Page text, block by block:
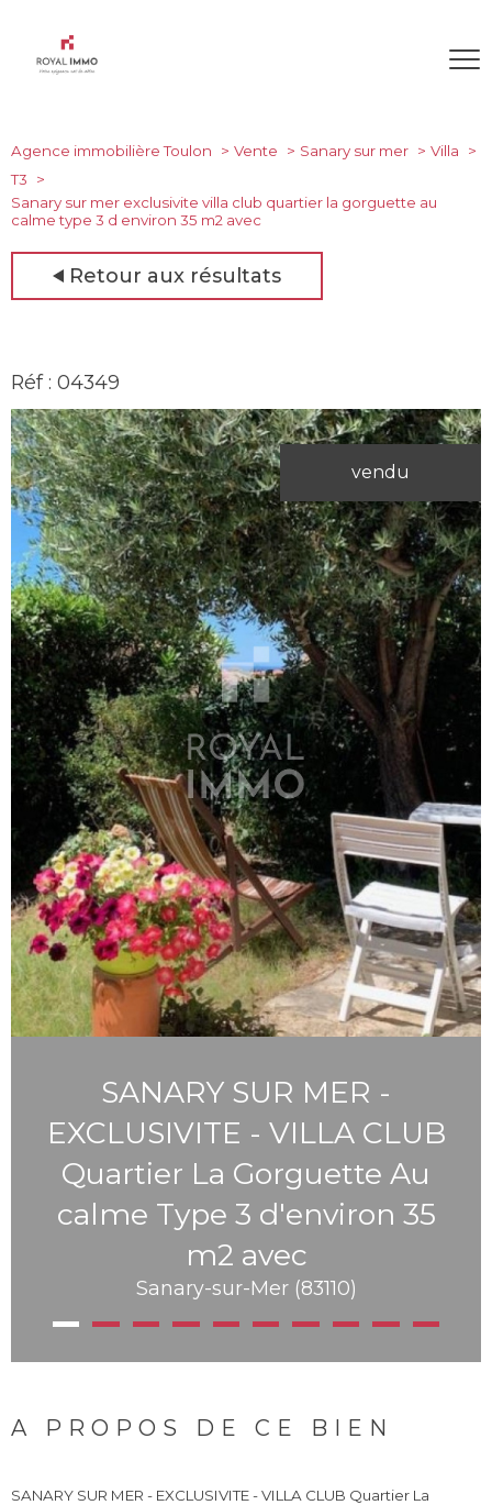
Agence immobilière Toulon Vente Sanary sur mer
Villa
T3
Sanary sur mer exclusivite villa club quartier la gorguette au
calme type 3 d environ 35 m2 avec
Retour aux résultats
Réf : 04349
vendu
SANARY SUR MER -
EXCLUSIVITE - VILLA CLUB
Quartier La Gorguette Au
calme Type 3 d'environ 35
m2 avec
Sanary-sur-Mer (83110)
A PROPOS DE CE BIEN
SANARY SUR MER - EXCLUSIVITE - VILLA CLUB Quartier La